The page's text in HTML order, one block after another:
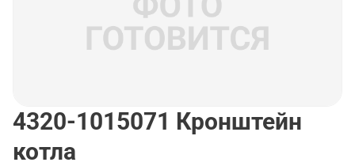
4320-1015071 Кронштейн
котла